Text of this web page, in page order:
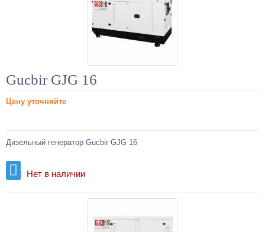
Gucbir GJG 16
Цену уточняйте
Дизельный генератор Gucbir GJG 16
Нет в наличии